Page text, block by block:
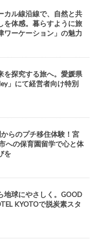
カル線沿線で、自然と共
を体感。暮らすように旅
ワーケーション」の魅力
を探究する旅へ。愛媛県
」にて経営者向け特別
らのプチ移住体験！宮
への保育園留学で心と体
を
地球にやさしく。GOOD
KYOTOで脱炭素スタ